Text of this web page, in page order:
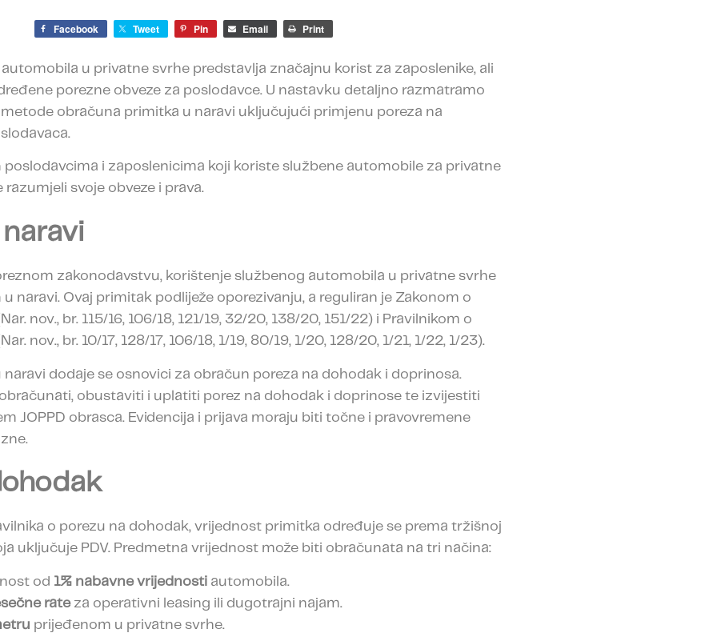
Facebook Tweet Pin Email Print
u privatne svrhe predstavlja značajnu korist za zaposlenike, ali
porezne obveze za poslodavce. U nastavku detaljno razmatramo
obračuna primitka u naravi uključujući primjenu poreza na
poslodavcima i zaposlenicima koji koriste službene automobile za privatne
razumjeli svoje obveze i prava.
zakonodavstvu, korištenje službenog automobila u privatne svrhe
naravi. Ovaj primitak podliježe oporezivanju, a reguliran je Zakonom o
nov., br. 115/16, 106/18, 121/19, 32/20, 138/20, 151/22) i Pravilnikom o
nov., br. 10/17, 128/17, 106/18, 1/19, 80/19, 1/20, 128/20, 1/21, 1/22, 1/23).
dodaje se osnovici za obračun poreza na dohodak i doprinosa.
obustaviti i uplatiti porez na dohodak i doprinose te izvijestiti
JOPPD obrasca. Evidencija i prijava moraju biti točne i pravovremene
o porezu na dohodak, vrijednost primitka određuje se prema tržišnoj
uključuje PDV. Predmetna vrijednost može biti obračunata na tri načina:
od 1% nabavne vrijednosti automobila.
rate za operativni leasing ili dugotrajni najam.
prijeđenom u privatne svrhe.